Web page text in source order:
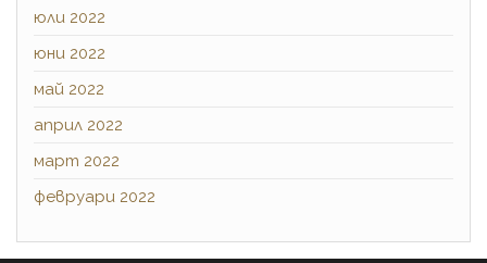
юли 2022
юни 2022
май 2022
април 2022
март 2022
февруари 2022